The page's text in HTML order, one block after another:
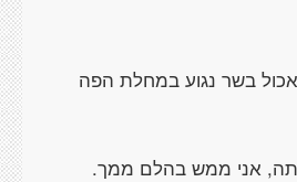
בשר נגוע במחלת הפה
אני ממש בהלם ממך.